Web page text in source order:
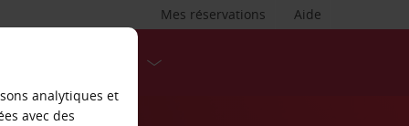
Aide
Mes réservations
analytiques et
avec des